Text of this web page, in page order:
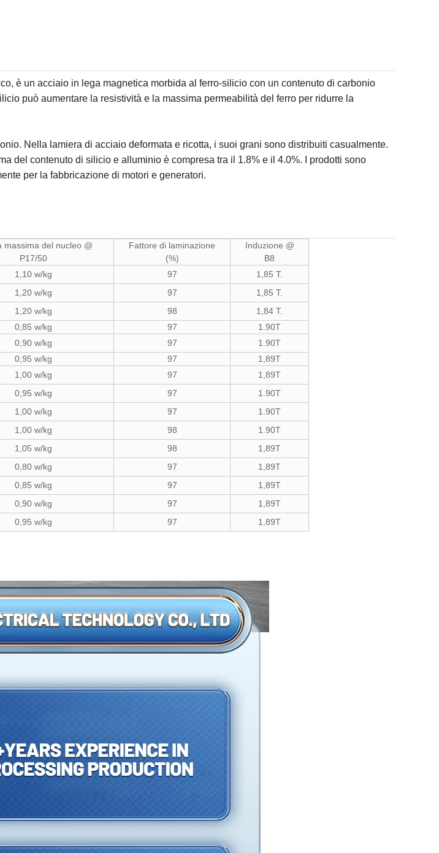
è un acciaio in lega magnetica morbida al ferro-silicio con un contenuto di carbonio
può aumentare la resistività e la massima permeabilità del ferro per ridurre la
Nella lamiera di acciaio deformata e ricotta, i suoi grani sono distribuiti casualmente.
del contenuto di silicio e alluminio è compresa tra il 1.8% e il 4.0%. I prodotti sono
per la fabbricazione di motori e generatori.
massima del nucleo @
P17/50
Fattore di laminazione
(%)
Induzione @
B8
1,10 w/kg 97
1,85 T.
1,20 w/kg 97
1,85 T.
1,20 w/kg 98 1,84 T.
0,85 w/kg 97
1.90T
0,90 w/kg 97
1.90T
0,95 w/kg 97
1,89T
1,00 w/kg 97
1,89T
0,95 w/kg 97
1.90T
1,00 w/kg 97
1.90T
1,00 w/kg 98
1.90T
1,05 w/kg 98 1,89T
0,80 w/kg 97
1,89T
0,85 w/kg 97
1,89T
0,90 w/kg 97
1,89T
0,95 w/kg 97 1,89T